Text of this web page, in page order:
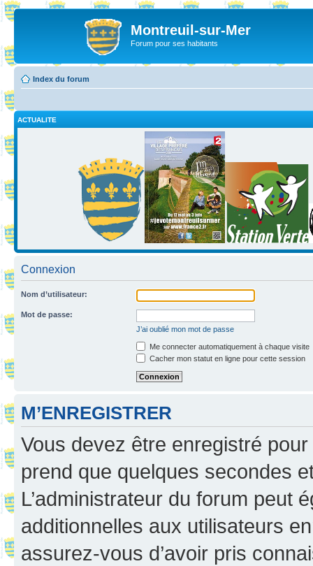
Montreuil-sur-Mer
Forum pour ses habitants
Index du forum
ACTUALITE
Connexion
Nom d’utilisateur:
Mot de passe:
J’ai oublié mon mot de passe
Me connecter automatiquement à chaque visite
Cacher mon statut en ligne pour cette session
M’ENREGISTRER
Vous devez être enregistré
prend que quelques secondes
L’administrateur du forum peut
additionnelles aux utilisateurs
assurez-vous d’avoir pris